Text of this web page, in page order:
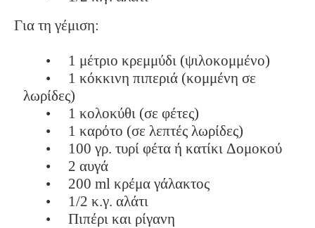
Για τη γέμιση:
•
1 μέτριο κρεμμύδι (ψιλοκομμένο)
•
1 κόκκινη πιπεριά (κομμένη σε
λωρίδες)
•
1 κολοκύθι (σε φέτες)
•
1 καρότο (σε λεπτές λωρίδες)
•
100 γρ. τυρί φέτα ή κατίκι Δομοκού
•
2 αυγά
•
200 ml κρέμα γάλακτος
•
1/2 κ.γ. αλάτι
•
Πιπέρι και ρίγανη